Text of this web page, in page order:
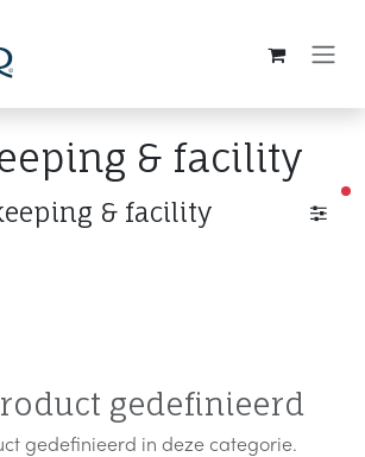
& facility
& facility
gedefinieerd
gedefinieerd in deze categorie.